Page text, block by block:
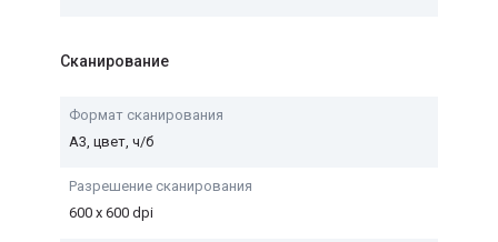
Сканирование
Формат сканирования
А3, цвет, ч/б
Разрешение сканирования
600 х 600 dpi